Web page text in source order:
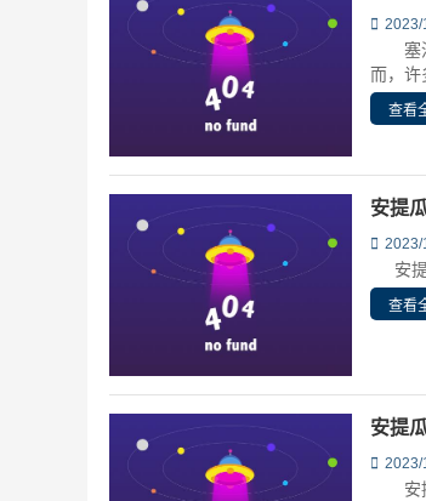
2023/
塞浦
而，
查看
安提
2023/
安提
查看
安提
2023/
安提